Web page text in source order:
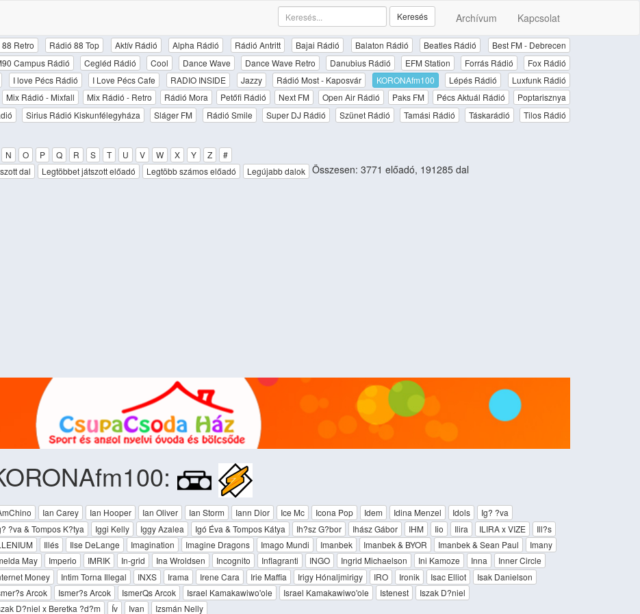
Archívum Kapcsolat
Keresés
Retro Rádió 88 Top Aktív Rádió Alpha Rádió Rádió Antritt Bajai Rádió Balaton Rádió Beatles Rádió
Best FM - Debrecen
Campus Rádió Cegléd Rádió Cool Dance Wave Dance Wave Retro Danubius Rádió EFM Station Forrás Rádió
Fox Rádió
I love Pécs Rádió I Love Pécs Cafe RADIO INSIDE Jazzy Rádió Most - Kaposvár KORONAfm100 Lépés Rádió
Luxfunk Rádió
Mix Rádió - Mixfall Mix Rádió - Retro Rádió Mora Petőfi Rádió Next FM Open Air Rádió Paks FM Pécs Aktuál Rádió
Poptarisznya
Sirius Rádió Kiskunfélegyháza Sláger FM Rádió Smile Super DJ Rádió Szünet Rádió Tamási Rádió Táskarádió
Tilos Rádió
N O P Q R S T U V W X Y Z
#
dal Legtöbbet játszott előadó Legtöbb számos előadó Legújabb dalok Összesen: 3771 előadó, 191285 dal
Ian Carey Ian Hooper Ian Oliver Ian Storm Iann Dior Ice Mc Icona Pop Idem Idina Menzel Idols
Ig? ?va
?va & Tompos K?tya
Iggi Kelly Iggy Azalea Igó Éva & Tompos Kátya Ih?sz G?bor Ihász Gábor IHM Iio Ilira ILIRA x VIZE
Ill?s
Illés Ilse DeLange Imagination Imagine Dragons Imago Mundi Imanbek Imanbek & BYOR Imanbek & Sean Paul
Imany
May
Imperio IMRIK In-grid Ina Wroldsen Incognito Inflagranti INGO Ingrid Michaelson Ini Kamoze Inna
Inner Circle
Money
Intim Torna Illegal INXS Irama Irene Cara Irie Maffia Irigy Hónaljmirigy IRO Ironik Isac Elliot
Isak Danielson
Arcok
Ismer?s Arcok IsmerQs Arcok Israel Kamakawiwo'ole Israel Kamakawiwo'ole Istenest
Iszak D?niel
D?niel x Beretka ?d?m
Ív Ivan Izsmán Nelly